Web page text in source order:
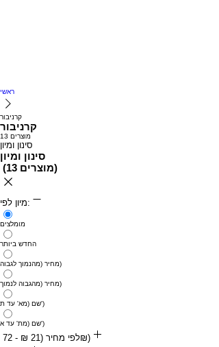
ראשי
קרניבור
קרניבור
13 מוצרים
סינון ומיון
סינון ומיון
(
13 מוצרים)
מיון לפי:
מומלצים
החדש ביותר
מחיר (מהנמוך לגבוה)
מחיר (מהגבוה לנמוך)
שם (מא' עד ת')
שם (מת' עד א')
לפי מחיר (‏21 ‏₪ - ‏72 ‏₪)